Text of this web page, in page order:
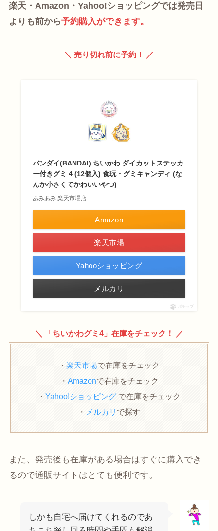
楽天・Amazon・Yahoo!ショッピングでは発売日
よりも前から予約購入ができます。
＼ 売り切れ前に予約！ ／
バンダイ(BANDAI) ちいかわ ダイカットステッカ
ー付きグミ 4 (12個入) 食玩・グミキャンディ (な
んか小さくてかわいいやつ)
あみあみ 楽天市場店
Amazon
楽天市場
Yahooショッピング
メルカリ
ポチップ
＼ 「ちいかわグミ4」在庫をチェック！ ／
・ 楽天市場で在庫をチェック
・ Amazonで在庫をチェック
・ Yahoo!ショッピング で在庫をチェック
・
メルカリ で探す
また、発売後も在庫がある場合はすぐに購入でき
るので通販サイトはとても便利です。
しかも自宅へ届けてくれるのであ